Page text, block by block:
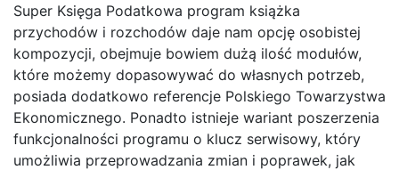
Super Księga Podatkowa program książka
przychodów i rozchodów daje nam opcję osobistej
kompozycji, obejmuje bowiem dużą ilość modułów,
które możemy dopasowywać do własnych potrzeb,
posiada dodatkowo referencje Polskiego Towarzystwa
Ekonomicznego. Ponadto istnieje wariant poszerzenia
funkcjonalności programu o klucz serwisowy, który
umożliwia przeprowadzania zmian i poprawek, jak